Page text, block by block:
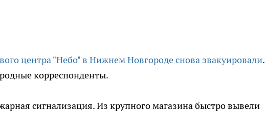
центра "Небо" в Нижнем Новгороде снова эвакуировали.
корреспонденты.
сигнализация. Из крупного магазина быстро вывели